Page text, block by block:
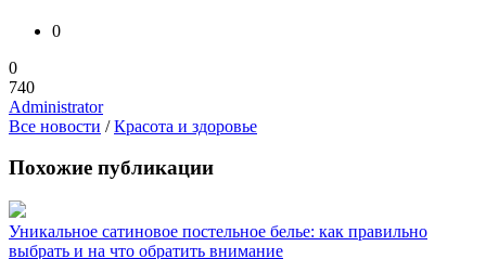
0
0
740
Administrator
Все новости /Красота и здоровье
Похожие публикации
Уникальное сатиновое постельное белье: как правильно
выбрать и на что обратить внимание